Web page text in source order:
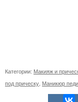
Категории: Макияж и
под прическу Маникюр